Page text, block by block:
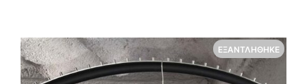
ΕΞΑΝΤΛΉΘΗΚΕ